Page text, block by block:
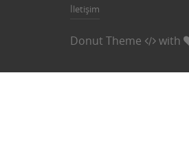
İletişim
Donut Theme with